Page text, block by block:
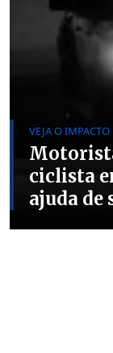
VEJA O
ciclista
ajuda de